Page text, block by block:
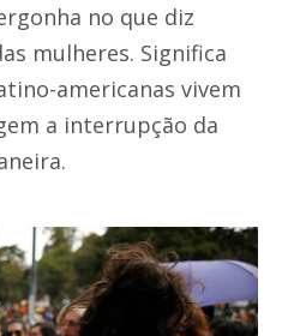
no que diz
mulheres. Significa
americanas vivem
a interrupção da